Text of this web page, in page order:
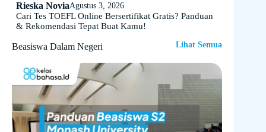
Rieska NoviaAgustus 3, 2026
Cari Tes TOEFL Online Bersertifikat Gratis? Panduan
& Rekomendasi Tepat Buat Kamu!
Beasiswa Dalam Negeri Lihat Semua